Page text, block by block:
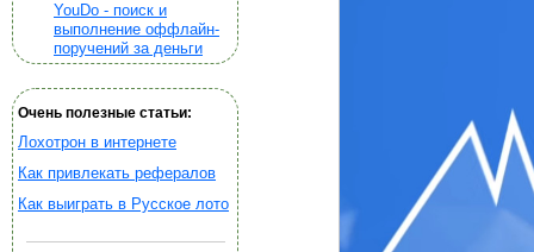
YouDo - поиск и
выполнение оффлайн-
поручений за деньги
Очень полезные статьи:
Лохотрон в интернете
Как привлекать рефералов
Как выиграть в Русское лото